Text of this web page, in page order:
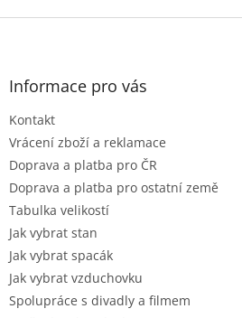
Z
Informace pro vás
Kontakt
Vrácení zboží a reklamace
Doprava a platba pro ČR
Doprava a platba pro ostatní země
Tabulka velikostí
Jak vybrat stan
Jak vybrat spacák
Jak vybrat vzduchovku
Spolupráce s divadly a filmem